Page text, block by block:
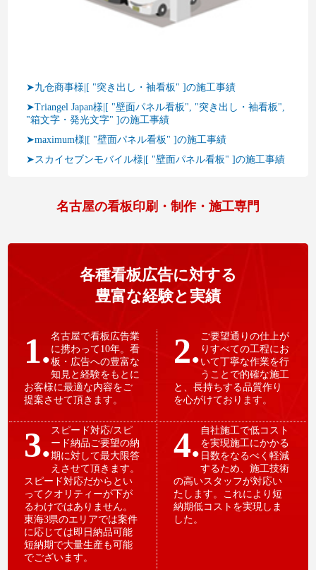
➤九仓商事様|[ "突き出し・袖看板" ]の施工事績
➤Triangel Japan様|[ "壁面パネル看板", "突き出し・袖看板",
"箱文字・発光文字" ]の施工事績
➤maximum様|[ "壁面パネル看板" ]の施工事績
➤スカイセブンモバイル様|[ "壁面パネル看板" ]の施工事績
名古屋の看板印刷・制作・施工専門
各種看板広告に対する
豊富な経験と実績
1.名古屋で看板広告業
に携わって10年。看
板・広告への豊富な
知見と経験をもとに
お客様に最適な内容をご
提案させて頂きます。
2. ご要望通りの仕上が
りすべての工程にお
いて丁寧な作業を行
うことで的確な施工
と、長持ちする品質作り
を心がけております。
3.スピード対応/スピ
ード納品ご要望の納
期に対して最大限答
えさせて頂きます。
スピード対応だからとい
ってクオリティーが下が
るわけではありません。
東海3県のエリアでは案件
に応じては即日納品可能
短納期で大量生産も可能
でございます。
4. 自社施工で低コスト
を実現施工にかかる
日数をなるべく軽減
するため、施工技術
の高いスタッフが対応い
たします。これにより短
納期低コストを実現しま
した。